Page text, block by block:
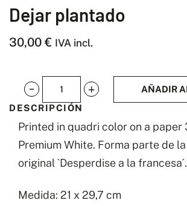
Dejar plantado
30,00€ IVA incl.
Dejar
plantado
cantidad
AÑADIR
DESCRIPCIÓN
Printed in quadri color on a
Premium White. Forma parte de
original `Desperdise a la francesa´.
Medida: 21 x 29,7 cm